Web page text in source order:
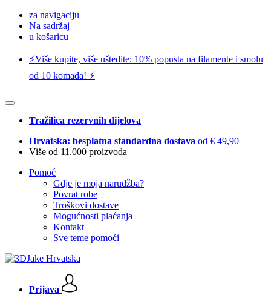
za navigaciju
Na sadržaj
u košaricu
⚡️Više kupite, više uštedite: 10% popusta na filamente i smolu
od 10 komada! ⚡️
Tražilica rezervnih dijelova
Hrvatska: besplatna standardna dostava od € 49,90
Više od 11.000 proizvoda
Pomoć
Gdje je moja narudžba?
Povrat robe
Troškovi dostave
Mogućnosti plaćanja
Kontakt
Sve teme pomoći
Prijava